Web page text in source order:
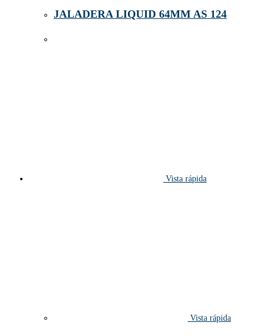
JALADERA LIQUID 64MM AS 124
Vista rápida
Vista rápida